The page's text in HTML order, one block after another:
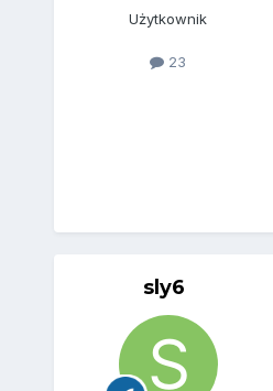
Użytkownik
23
sly6